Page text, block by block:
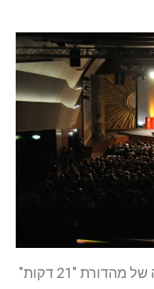
השאלה המרכזית בקדמת הבמה של מהדורת "21 דקות"